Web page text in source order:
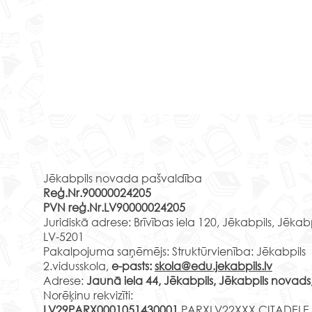
Ar dziļām skumjām
paziņojam, ka mūžībā
devusies ilggadējā
pedagoģe Vera Slone.
44
v.k.
44
Jēkabpils novada pašvaldība
Reģ.Nr.90000024205
PVN reģ.Nr.LV90000024205
Juridiskā adrese: Brīvības iela 120, Jēkabpils,
LV-5201
Pakalpojuma saņēmējs: Struktūrvienība: Jēkabpils
2.vidusskola,e-pasts:skola@edu.jekabpils.lv
Adrese:Jaunā iela 44, Jēkabpils, Jēkabpils novads,
Norēķinu rekvizīti: